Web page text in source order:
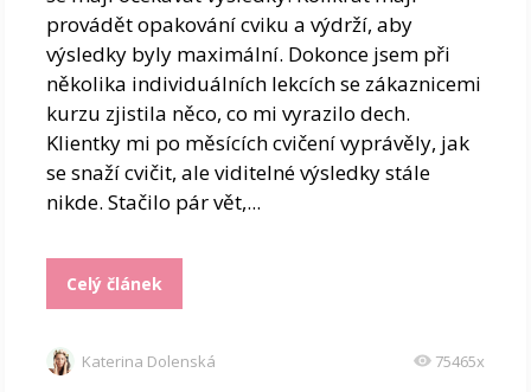
provádět opakování cviku a výdrží, aby
výsledky byly maximální. Dokonce jsem při
několika individuálních lekcích se zákaznicemi
kurzu zjistila něco, co mi vyrazilo dech.
Klientky mi po měsících cvičení vyprávěly, jak
se snaží cvičit, ale viditelné výsledky stále
nikde. Stačilo pár vět,...
Celý článek
Katerina Dolenská 75465x